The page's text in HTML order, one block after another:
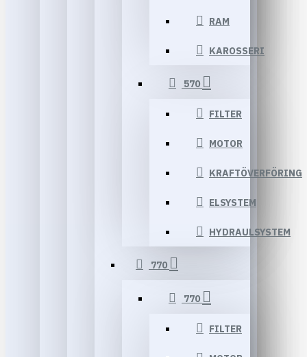
RAM
KAROSSERI
570
FILTER
MOTOR
KRAFTÖVERFÖRING
ELSYSTEM
HYDRAULSYSTEM
770
770
FILTER